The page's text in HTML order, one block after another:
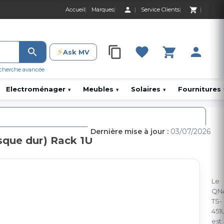
Accueil Marques Service Clients
0 Produit 0,00
avancée
⚡Ask MV 0 Produit 0,00 DH
Electroménager ▾ Meubles ▾ Solaires ▾ Fournitures
dur) Rack 1U
Le
TS-
est
Dernière mise à jour : 03/07/2026